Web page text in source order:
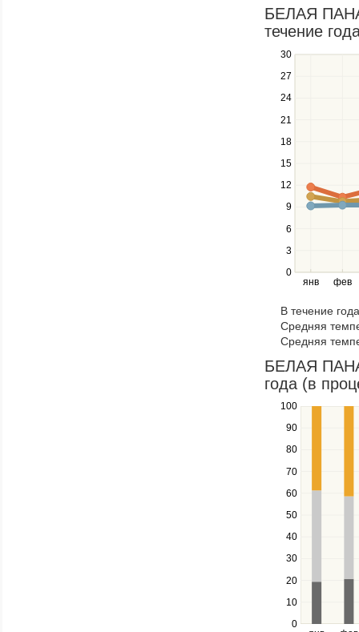
in
a
series.
БЕЛАЯ
течение
янв фев
0
3
6
9
12
15
18
21
24
27
30
Use
the
and
down
to
navigate
series.
Use
the
and
right
keys
navigate
through
items
in
a
series.
В течение
Средняя
Средняя
БЕЛАЯ
года (в
0
10
20
30
40
50
60
70
80
90
100
Use
the
and
down
to
navigate
series.
Use
the
and
right